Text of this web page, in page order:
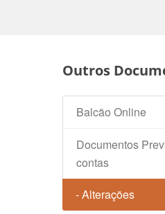
Outros
Balcão Online
Documentos
contas
- Alterações